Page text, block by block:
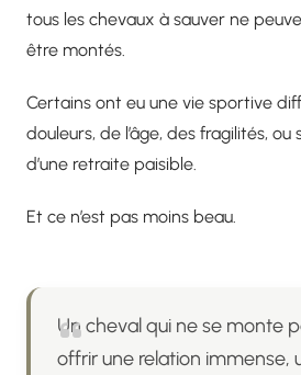
tous les chevaux à sauver ne
être montés.
Certains ont eu une vie sportive
douleurs, de l’âge, des fragilités,
d’une retraite paisible.
Et ce n’est pas moins beau.
Un cheval qui ne se monte
offrir une relation immense,